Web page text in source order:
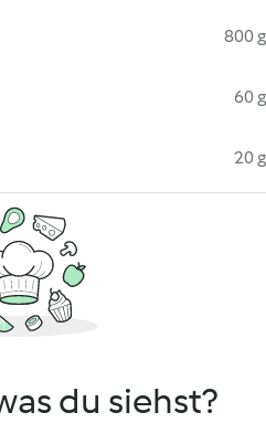
800 g
60 g
20 g
du siehst?